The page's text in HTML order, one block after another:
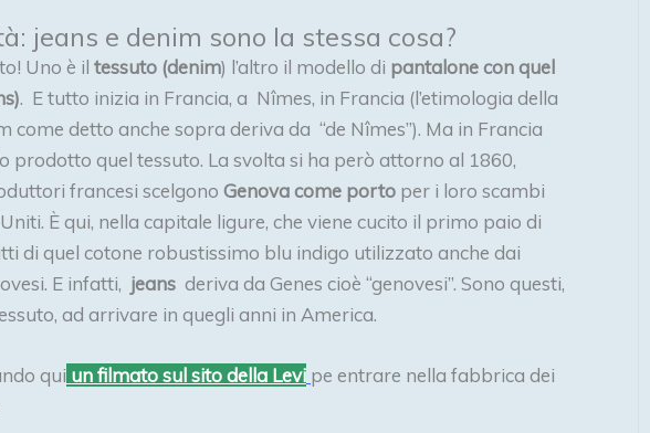
jeans e denim sono la stessa cosa?
Uno è il tessuto (denim) l’altro il modello di pantalone con quel
. E tutto inizia in Francia, a Nîmes, in Francia (l’etimologia della
come detto anche sopra deriva da “de Nîmes”). Ma in Francia
prodotto quel tessuto. La svolta si ha però attorno al 1860,
francesi scelgono Genova come porto per i loro scambi
È qui, nella capitale ligure, che viene cucito il primo paio di
di quel cotone robustissimo blu indigo utilizzato anche dai
E infatti, jeans deriva da Genes cioè “genovesi”. Sono questi,
ad arrivare in quegli anni in America.
qui un filmato sul sito della Levi pe entrare nella fabbrica dei